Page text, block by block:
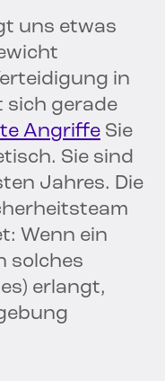
uns etwas
in
sich gerade
Angriffe Sie
Sie sind
Jahres. Die
Wenn ein
solches
erlangt,